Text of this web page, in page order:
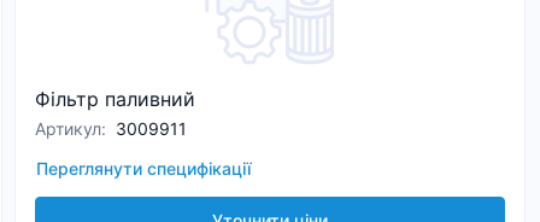
Фільтр паливний
Артикул: 3009911
Переглянути специфікації